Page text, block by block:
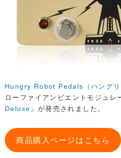
Hungry Robot Pedals（ハングリ
ローファイアンビエントモジュレ
Deluxe 」が発売されました。
商品購入ページはこちら